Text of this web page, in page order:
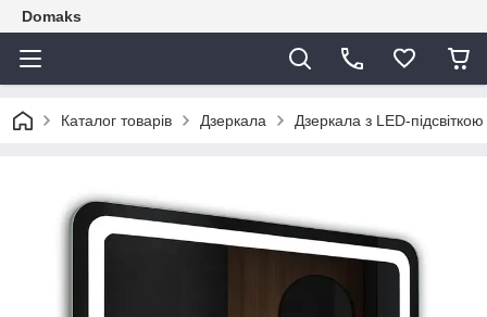
Domaks
Каталог товарів Дзеркала Дзеркала з LED-підсвіткою